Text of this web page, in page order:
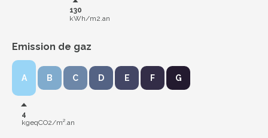
130
kWh/m2.an
Emission de gaz
A
4
kgeqCO2/m².an
B C D E F G